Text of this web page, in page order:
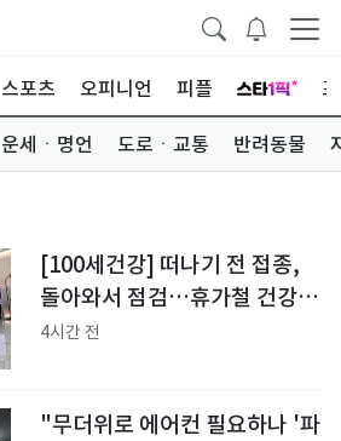
스포츠 오피니언 피플
운세ㆍ명언 도로ㆍ교통 반려동물
[100세건강] 떠나기 전 접종,
돌아와서 점검…휴가철 건강
챙기자
4시간 전
"무더위로 에어컨 필요하나 '파